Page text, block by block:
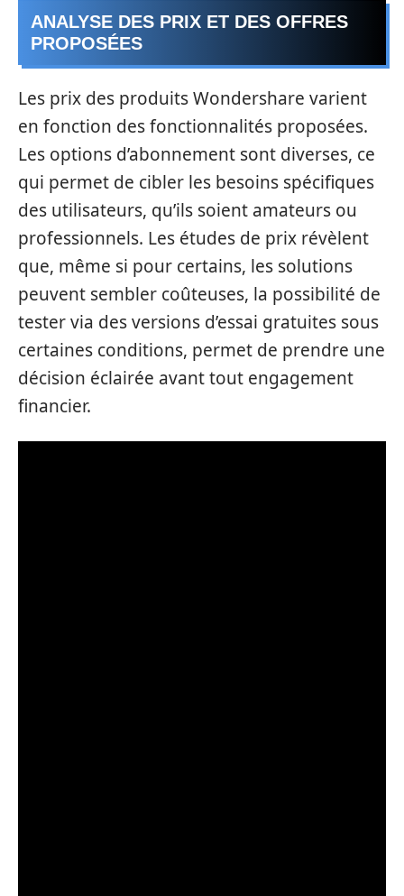
ANALYSE DES PRIX ET DES OFFRES
PROPOSÉES
Les prix des produits Wondershare varient
en fonction des fonctionnalités proposées.
Les options d’abonnement sont diverses, ce
qui permet de cibler les besoins spécifiques
des utilisateurs, qu’ils soient amateurs ou
professionnels. Les études de prix révèlent
que, même si pour certains, les solutions
peuvent sembler coûteuses, la possibilité de
tester via des versions d’essai gratuites sous
certaines conditions, permet de prendre une
décision éclairée avant tout engagement
financier.